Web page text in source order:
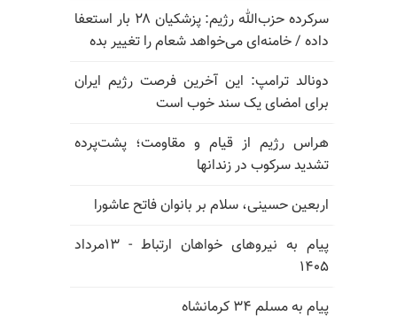
سرکرده حزب‌الله رژیم: پزشکیان ۲۸ بار استعفا
داده / خامنه‌ای می‌خواهد شعام را تغییر بده
دونالد ترامپ: این آخرین فرصت رژیم ایران
برای امضای یک سند خوب است
هراس رژیم از قیام و مقاومت؛ پشت‌پرده
تشدید سرکوب در زندانها
اربعین حسینی، سلام بر بانوان فاتح عاشورا
پیام به نیروهای خواهان ارتباط - ۱۳مرداد
۱۴۰۵
پیام به مسلم ۳۴ کرمانشاه